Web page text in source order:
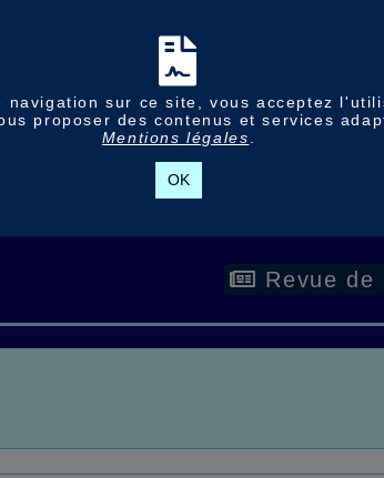
navigation sur ce site, vous acceptez
proposer des contenus et services
Mentions légales
OK
Revue de